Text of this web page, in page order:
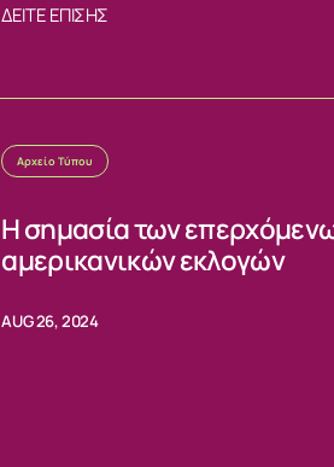
ΔΕΙΤΕ ΕΠΙΣΗΣ
Αρχείο Τύπου
Η σημασία των
αμερικανικών εκλογών
AUG 26, 2024